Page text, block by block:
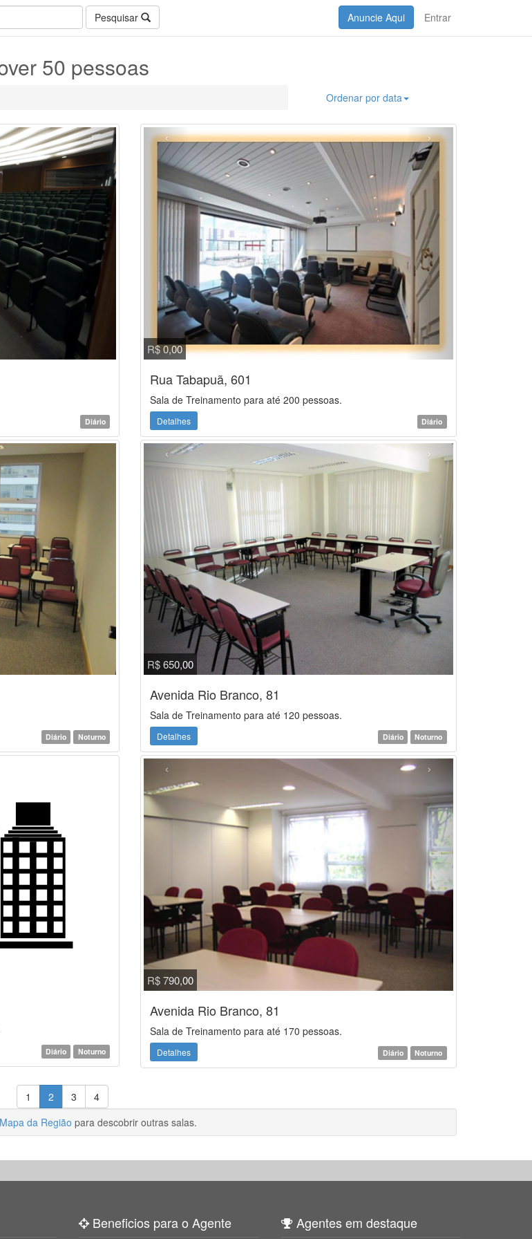
Pesquisar Anuncie Aqui Entrar
50 pessoas
Ordenar por data
›
Diário
R$ 0,00
‹ ›
Rua Tabapuã, 601
Sala de Treinamento para até 200 pessoas.
Detalhes Diário
Diário Noturno
R$ 650,00
‹ ›
Avenida Rio Branco, 81
Sala de Treinamento para até 120 pessoas.
Detalhes Diário Noturno
Diário Noturno
R$ 790,00
‹ ›
Avenida Rio Branco, 81
Sala de Treinamento para até 170 pessoas.
Detalhes Diário Noturno
1 2 3
4
Mapa da Região para descobrir outras salas.
Beneficios para o Agente Agentes em destaque